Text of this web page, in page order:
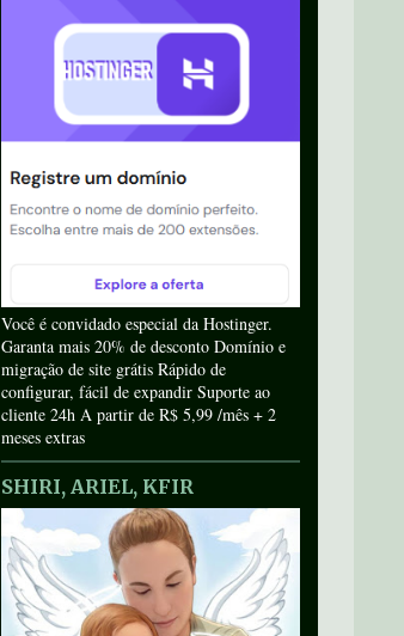
Você é convidado especial da Hostinger.
Garanta mais 20% de desconto Domínio e
migração de site grátis Rápido de
configurar, fácil de expandir Suporte ao
cliente 24h A partir de R$ 5,99 /mês + 2
meses extras
SHIRI, ARIEL, KFIR